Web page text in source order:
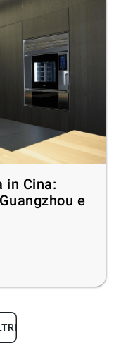
in Cina:
e